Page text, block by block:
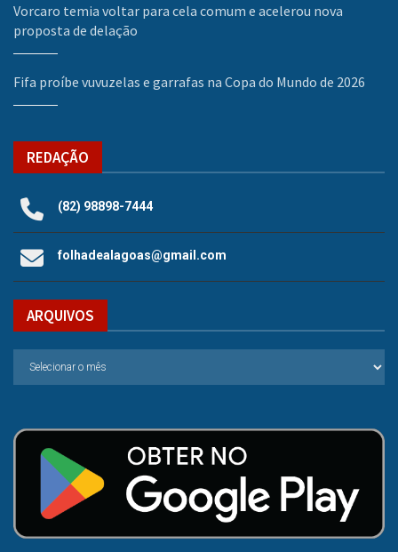
Vorcaro temia voltar para cela comum e acelerou nova
proposta de delação
Fifa proíbe vuvuzelas e garrafas na Copa do Mundo de 2026
REDAÇÃO
(82) 98898-7444
folhadealagoas@gmail.com
ARQUIVOS